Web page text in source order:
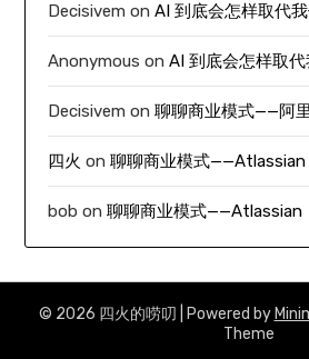
Decisivem onAI 到底会怎样取代
Anonymous onAI 到底会怎样取
Decisivem on聊聊商业模式——阿
四火 on聊聊商业模式——Atlassian
bob on聊聊商业模式——Atlassian
© 2026 四火的唠叨 | Powered by
Theme